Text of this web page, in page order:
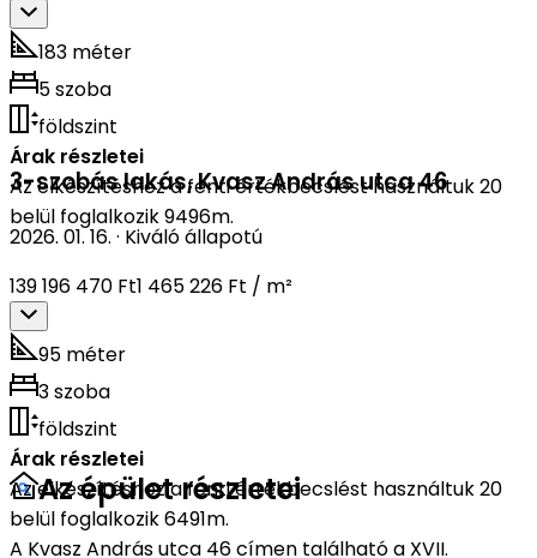
183 méter
5 szoba
földszint
Árak részletei
Az elkészítéshez a fenti értékbecslést használtuk 20
belül foglalkozik 9496m.
3-szobás lakás,Kvasz András utca 46
2026. 01. 16. · Kiváló állapotú
139 196 470 Ft1 465 226 Ft / m²
95 méter
3 szoba
földszint
Árak részletei
Az elkészítéshez a fenti értékbecslést használtuk 20
belül foglalkozik 6491m.
Az épület részletei
A Kvasz András utca 46 címen található a XVII.